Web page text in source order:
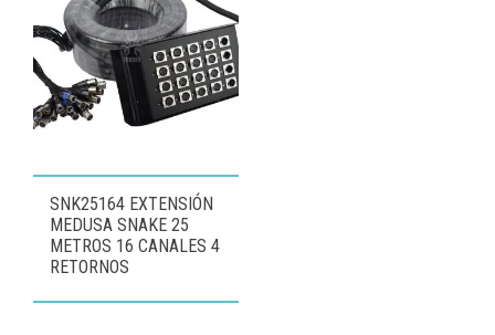
SNK25164 EXTENSIÓN
MEDUSA SNAKE 25
METROS 16 CANALES 4
RETORNOS